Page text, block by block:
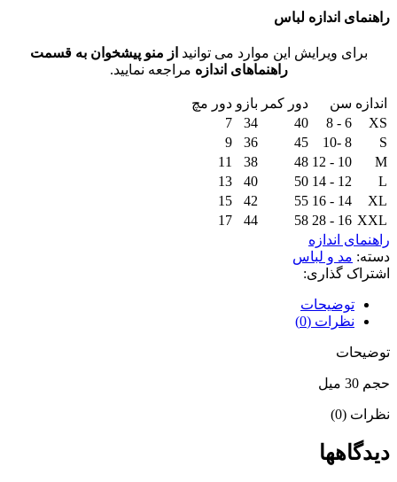
راهنمای اندازه لباس
برای ویرایش این موارد می توانید از منو پیشخوان به قسمت
راهنماهای اندازه مراجعه نمایید.
اندازه سن دور کمر بازو دور مچ
XS
6 - 8
40
34
7
S
8 -10
45
36
9
M
10 - 12
48
38
11
L
12 - 14
50
40
13
XL
14 - 16
55
42
15
XXL
16 - 28
58
44
17
راهنمای اندازه
دسته: مد و لباس
اشتراک گذاری:
توضیحات
نظرات (0)
توضیحات
حجم 30 میل
نظرات (0)
دیدگاهها